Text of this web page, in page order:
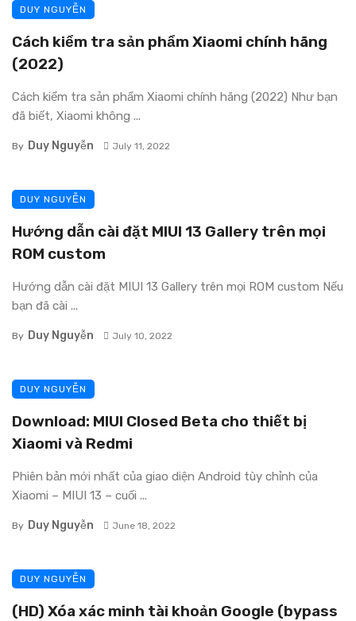
DUY NGUYỄN
Cách kiểm tra sản phẩm Xiaomi chính hãng
(2022)
Cách kiểm tra sản phẩm Xiaomi chính hãng (2022) Như bạn
đã biết, Xiaomi không ...
By Duy Nguyễn July 11, 2022
DUY NGUYỄN
Hướng dẫn cài đặt MIUI 13 Gallery trên mọi
ROM custom
Hướng dẫn cài đặt MIUI 13 Gallery trên mọi ROM custom Nếu
bạn đã cài ...
By Duy Nguyễn July 10, 2022
DUY NGUYỄN
Download: MIUI Closed Beta cho thiết bị
Xiaomi và Redmi
Phiên bản mới nhất của giao diện Android tùy chỉnh của
Xiaomi – MIUI 13 – cuối ...
By Duy Nguyễn June 18, 2022
DUY NGUYỄN
(HD) Xóa xác minh tài khoản Google (bypass